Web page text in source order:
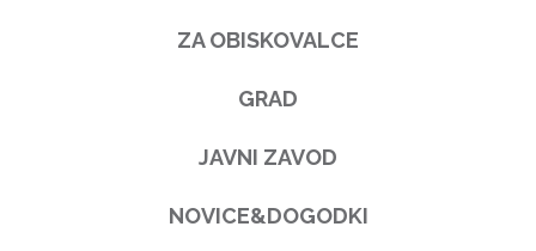
ZA OBISKOVALCE
GRAD
JAVNI ZAVOD
NOVICE&DOGODKI